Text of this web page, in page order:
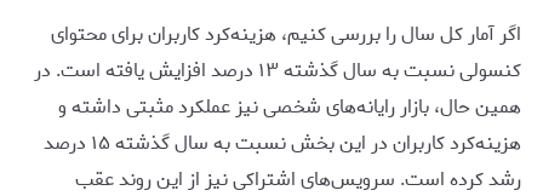
اگر آمار کل سال را بررسی کنیم، هزینه‌کرد کاربران برای محتوای
کنسولی نسبت به سال گذشته ۱۳ درصد افزایش یافته است. در
همین حال، بازار رایانه‌های شخصی نیز عملکرد مثبتی داشته و
هزینه‌کرد کاربران در این بخش نسبت به سال گذشته ۱۵ درصد
رشد کرده است. سرویس‌های اشتراکی نیز از این روند عقب